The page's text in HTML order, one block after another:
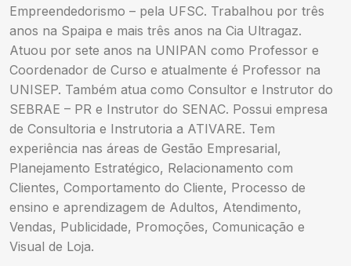
Empreendedorismo – pela UFSC. Trabalhou por três
anos na Spaipa e mais três anos na Cia Ultragaz.
Atuou por sete anos na UNIPAN como Professor e
Coordenador de Curso e atualmente é Professor na
UNISEP. Também atua como Consultor e Instrutor do
SEBRAE – PR e Instrutor do SENAC. Possui empresa
de Consultoria e Instrutoria a ATIVARE. Tem
experiência nas áreas de Gestão Empresarial,
Planejamento Estratégico, Relacionamento com
Clientes, Comportamento do Cliente, Processo de
ensino e aprendizagem de Adultos, Atendimento,
Vendas, Publicidade, Promoções, Comunicação e
Visual de Loja.